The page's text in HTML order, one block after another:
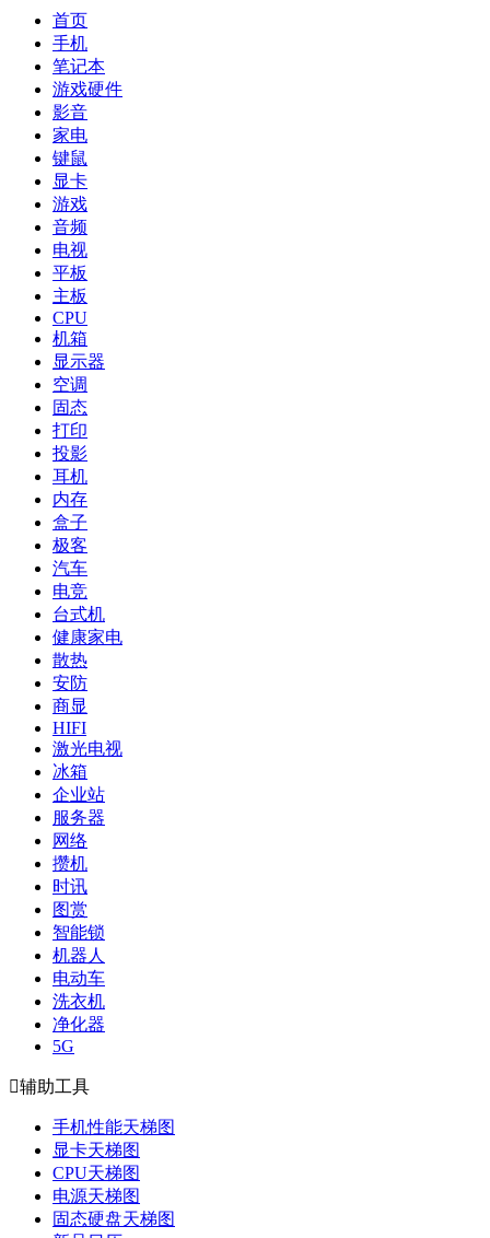
首页
手机
笔记本
游戏硬件
影音
家电
键鼠
显卡
游戏
音频
电视
平板
主板
CPU
机箱
显示器
空调
固态
打印
投影
耳机
内存
盒子
极客
汽车
电竞
台式机
健康家电
散热
安防
商显
HIFI
激光电视
冰箱
企业站
服务器
网络
攒机
时讯
图赏
智能锁
机器人
电动车
洗衣机
净化器
5G
辅助工具
手机性能天梯图
显卡天梯图
CPU天梯图
电源天梯图
固态硬盘天梯图